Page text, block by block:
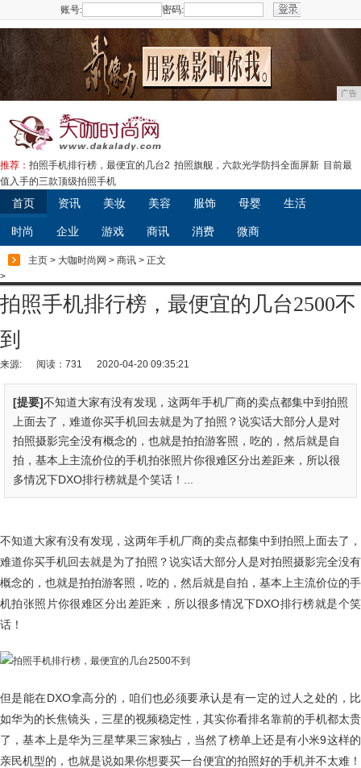
账号: 密码:
广告
推荐： 拍照手机排行榜，最便宜的几台2 拍照旗舰，六款光学防抖全面屏新 目前最
值入手的三款顶级拍照手机
首页 资讯 美妆 美容 服饰 母婴 生活
时尚 企业 游戏 商讯 消费 微商
主页 > 大咖时尚网 > 商讯 > 正文
>
拍照手机排行榜，最便宜的几台2500不
到
来源: 阅读：731 2020-04-20 09:35:21
[提要]不知道大家有没有发现，这两年手机厂商的卖点都集中到拍照
上面去了，难道你买手机回去就是为了拍照？说实话大部分人是对
拍照摄影完全没有概念的，也就是拍拍游客照，吃的，然后就是自
拍，基本上主流价位的手机拍张照片你很难区分出差距来，所以很
多情况下DXO排行榜就是个笑话！...
不知道大家有没有发现，这两年手机厂商的卖点都集中到拍照上面去了，
难道你买手机回去就是为了拍照？说实话大部分人是对拍照摄影完全没有
概念的，也就是拍拍游客照，吃的，然后就是自拍，基本上主流价位的手
机拍张照片你很难区分出差距来，所以很多情况下DXO排行榜就是个笑
话！
但是能在DXO拿高分的，咱们也必须要承认是有一定的过人之处的，比
如华为的长焦镜头，三星的视频稳定性，其实你看排名靠前的手机都太贵
了，基本上是华为三星苹果三家独占，当然了榜单上还是有小米9这样的
亲民机型的，也就是说如果你想要买一台便宜的拍照好的手机并不太难！